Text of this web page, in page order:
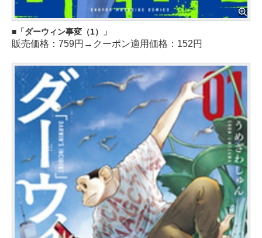
「ダーウィン事変（1）」
販売価格：759円→クーポン適用価格：152円